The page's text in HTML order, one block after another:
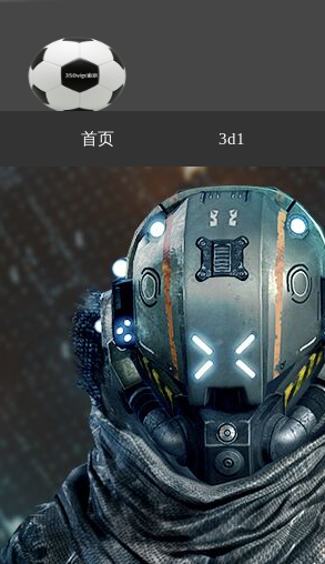
首页 3d1